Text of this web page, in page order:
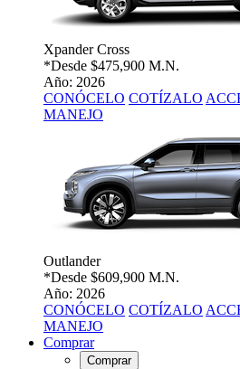
Xpander Cross
*Desde $475,900 M.N.
Año: 2026
CONÓCELO COTÍZALO
MANEJO
Outlander
*Desde $609,900 M.N.
Año: 2026
CONÓCELO COTÍZALO
MANEJO
Comprar
Comprar